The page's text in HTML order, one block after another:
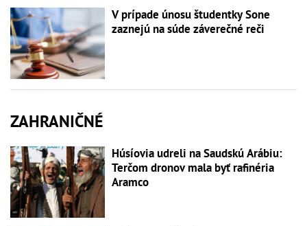
V prípade únosu študentky Sone
zaznejú na súde záverečné reči
ZAHRANIČNÉ
Húsíovia udreli na Saudskú Arábiu:
Terčom dronov mala byť rafinéria
Aramco